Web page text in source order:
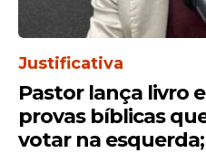
(31), considerado um
do calendário anual
Deus em Pernambuco.
Justificativa
Pastor lança livro
provas bíblicas
votar na